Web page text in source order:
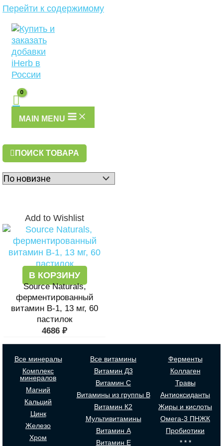
Перейти к содержимому
MAIN MENU
ПОИСК ТОВАРА
Add to Wishlist
В КОРЗИНУ
Source Naturals,
ферментированный
витамин B-1, 13 мг, 60
пастилок
4686 ₽
Все минералы
Комплекс
минералов
Магний
Кальций
Цинк
Железо
Хром
Все витамины
Витамин Д3
Витамин С
Витамины из группы В
Витамин К2
Мультивитамины
Витамин А
Витамин Е
Ферменты
Коллаген
Травы
Антиоксиданты
Жиры и кислоты
Омега-3 ПНЖК
Пробиотики
* * *